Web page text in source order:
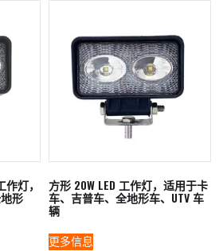
灯，
形
方形 20W LED 工作灯，适用于卡
车、吉普车、全地形车、UTV 车
辆
更多信息